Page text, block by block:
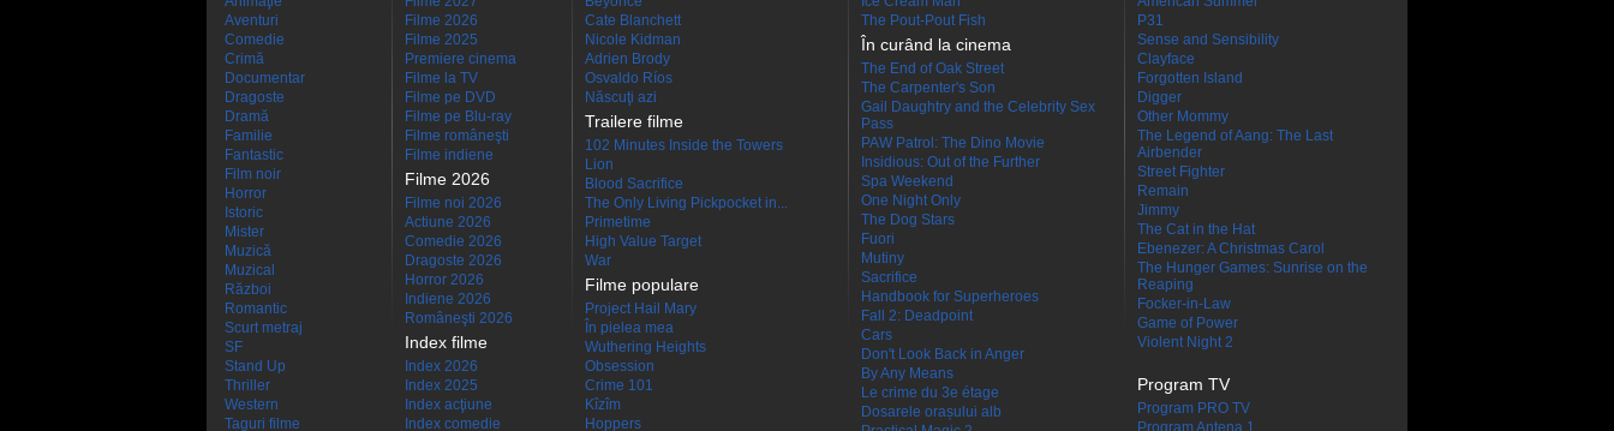
Aventuri
Comedie
Crimă
Documentar
Dragoste
Dramă
Familie
Fantastic
Film noir
Horror
Istoric
Mister
Muzică
Muzical
Război
Romantic
Scurt metraj
SF
Stand Up
Thriller
Western
Taguri filme
Filme 2026
Filme 2025
Premiere cinema
Filme la TV
Filme pe DVD
Filme pe Blu-ray
Filme româneşti
Filme indiene
Filme 2026
Filme noi 2026
Actiune 2026
Comedie 2026
Dragoste 2026
Horror 2026
Indiene 2026
Româneşti 2026
Index filme
Index 2026
Index 2025
Index acţiune
Index comedie
Cate Blanchett
Nicole Kidman
Adrien Brody
Osvaldo Ríos
Născuţi azi
Trailere filme
102 Minutes Inside the Towers
Lion
Blood Sacrifice
The Only Living Pickpocket in...
Primetime
High Value Target
War
Filme populare
Project Hail Mary
În pielea mea
Wuthering Heights
Obsession
Crime 101
Kîzîm
Hoppers
The Pout-Pout Fish
În curând la cinema
The End of Oak Street
The Carpenter's Son
Gail Daughtry and the Celebrity Sex
Pass
PAW Patrol: The Dino Movie
Insidious: Out of the Further
Spa Weekend
One Night Only
The Dog Stars
Fuori
Mutiny
Sacrifice
Handbook for Superheroes
Fall 2: Deadpoint
Cars
Don't Look Back in Anger
By Any Means
Le crime du 3e étage
Dosarele orașului alb
P31
Sense and Sensibility
Clayface
Forgotten Island
Digger
Other Mommy
The Legend of Aang: The Last
Airbender
Street Fighter
Remain
Jimmy
The Cat in the Hat
Ebenezer: A Christmas Carol
The Hunger Games: Sunrise on the
Reaping
Focker-in-Law
Game of Power
Violent Night 2
Program TV
Program PRO TV
Program Antena 1